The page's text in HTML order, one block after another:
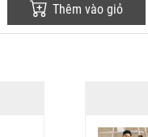
Thêm vào giỏ